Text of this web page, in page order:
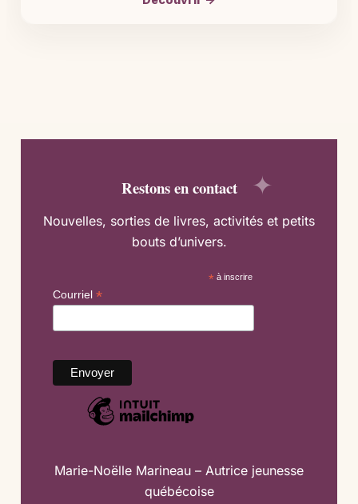
Restons en contact
Nouvelles, sorties de livres, activités et petits
bouts d’univers.
* à inscrire
Courriel*
Marie-Noëlle Marineau – Autrice jeunesse
québécoise